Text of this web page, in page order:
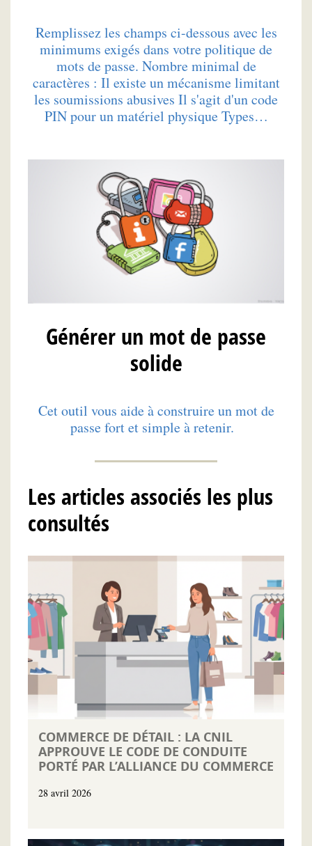
Remplissez les champs ci-dessous avec les
minimums exigés dans votre politique de
mots de passe. Nombre minimal de
caractères : Il existe un mécanisme limitant
les soumissions abusives Il s'agit d'un code
PIN pour un matériel physique Types…
Générer un mot de passe
solide
Cet outil vous aide à construire un mot de
passe fort et simple à retenir.
Les articles associés les plus
consultés
COMMERCE DE DÉTAIL : LA CNIL
APPROUVE LE CODE DE CONDUITE
PORTÉ PAR L’ALLIANCE DU COMMERCE
28 avril 2026